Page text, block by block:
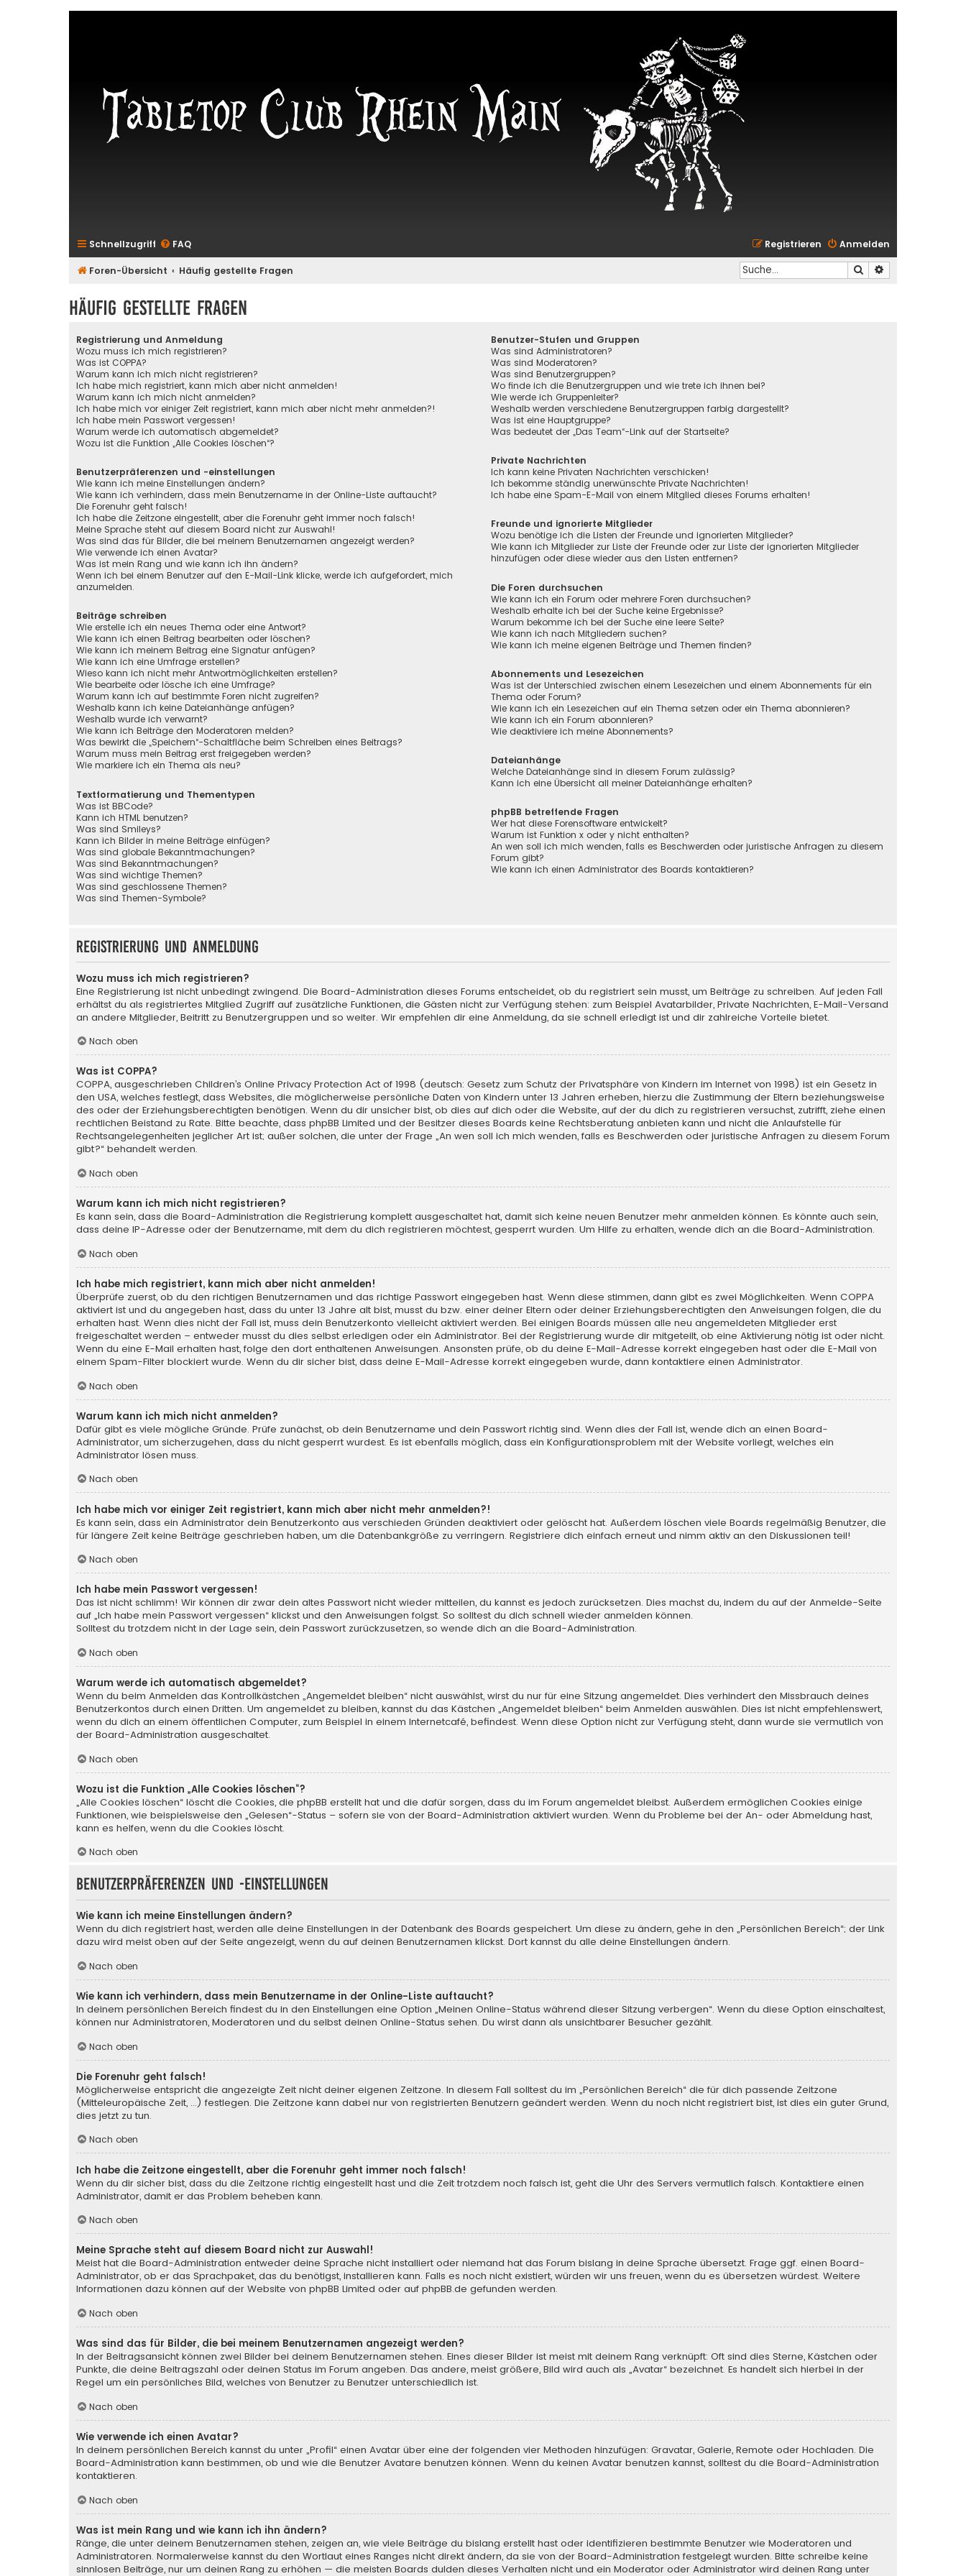
Schnellzugriff FAQ Anmelden
Registrieren
Foren-Übersicht Häufig gestellte Fragen Suche
Häufig gestellte Fragen
Registrierung und Anmeldung
Wozu muss ich mich registrieren?
Was ist COPPA?
Warum kann ich mich nicht registrieren?
Ich habe mich registriert, kann mich aber nicht anmelden!
Warum kann ich mich nicht anmelden?
Ich habe mich vor einiger Zeit registriert, kann mich aber nicht mehr anmelden?!
Ich habe mein Passwort vergessen!
Warum werde ich automatisch abgemeldet?
Wozu ist die Funktion „Alle Cookies löschen“?
Benutzerpräferenzen und -einstellungen
Wie kann ich meine Einstellungen ändern?
Wie kann ich verhindern, dass mein Benutzername in der Online-Liste auftaucht?
Die Forenuhr geht falsch!
Ich habe die Zeitzone eingestellt, aber die Forenuhr geht immer noch falsch!
Meine Sprache steht auf diesem Board nicht zur Auswahl!
Was sind das für Bilder, die bei meinem Benutzernamen angezeigt werden?
Wie verwende ich einen Avatar?
Was ist mein Rang und wie kann ich ihn ändern?
Wenn ich bei einem Benutzer auf den E-Mail-Link klicke, werde ich aufgefordert, mich
anzumelden.
Beiträge schreiben
Wie erstelle ich ein neues Thema oder eine Antwort?
Wie kann ich einen Beitrag bearbeiten oder löschen?
Wie kann ich meinem Beitrag eine Signatur anfügen?
Wie kann ich eine Umfrage erstellen?
Wieso kann ich nicht mehr Antwortmöglichkeiten erstellen?
Wie bearbeite oder lösche ich eine Umfrage?
Warum kann ich auf bestimmte Foren nicht zugreifen?
Weshalb kann ich keine Dateianhänge anfügen?
Weshalb wurde ich verwarnt?
Wie kann ich Beiträge den Moderatoren melden?
Was bewirkt die „Speichern“-Schaltfläche beim Schreiben eines Beitrags?
Warum muss mein Beitrag erst freigegeben werden?
Wie markiere ich ein Thema als neu?
Textformatierung und Thementypen
Was ist BBCode?
Kann ich HTML benutzen?
Was sind Smileys?
Kann ich Bilder in meine Beiträge einfügen?
Was sind globale Bekanntmachungen?
Was sind Bekanntmachungen?
Was sind wichtige Themen?
Was sind geschlossene Themen?
Was sind Themen-Symbole?
Benutzer-Stufen und Gruppen
Was sind Administratoren?
Was sind Moderatoren?
Was sind Benutzergruppen?
Wo finde ich die Benutzergruppen und wie trete ich ihnen bei?
Wie werde ich Gruppenleiter?
Weshalb werden verschiedene Benutzergruppen farbig dargestellt?
Was ist eine Hauptgruppe?
Was bedeutet der „Das Team“-Link auf der Startseite?
Private Nachrichten
Ich kann keine Privaten Nachrichten verschicken!
Ich bekomme ständig unerwünschte Private Nachrichten!
Ich habe eine Spam-E-Mail von einem Mitglied dieses Forums erhalten!
Freunde und ignorierte Mitglieder
Wozu benötige ich die Listen der Freunde und ignorierten Mitglieder?
Wie kann ich Mitglieder zur Liste der Freunde oder zur Liste der ignorierten Mitglieder
hinzufügen oder diese wieder aus den Listen entfernen?
Die Foren durchsuchen
Wie kann ich ein Forum oder mehrere Foren durchsuchen?
Weshalb erhalte ich bei der Suche keine Ergebnisse?
Warum bekomme ich bei der Suche eine leere Seite?
Wie kann ich nach Mitgliedern suchen?
Wie kann ich meine eigenen Beiträge und Themen finden?
Abonnements und Lesezeichen
Was ist der Unterschied zwischen einem Lesezeichen und einem Abonnements für ein
Thema oder Forum?
Wie kann ich ein Lesezeichen auf ein Thema setzen oder ein Thema abonnieren?
Wie kann ich ein Forum abonnieren?
Wie deaktiviere ich meine Abonnements?
Dateianhänge
Welche Dateianhänge sind in diesem Forum zulässig?
Kann ich eine Übersicht all meiner Dateianhänge erhalten?
phpBB betreffende Fragen
Wer hat diese Forensoftware entwickelt?
Warum ist Funktion x oder y nicht enthalten?
An wen soll ich mich wenden, falls es Beschwerden oder juristische Anfragen zu diesem
Forum gibt?
Wie kann ich einen Administrator des Boards kontaktieren?
Registrierung und Anmeldung
Wozu muss ich mich registrieren?
Eine Registrierung ist nicht unbedingt zwingend. Die Board-Administration dieses Forums entscheidet, ob du registriert sein musst, um Beiträge zu schreiben. Auf jeden Fall
erhältst du als registriertes Mitglied Zugriff auf zusätzliche Funktionen, die Gästen nicht zur Verfügung stehen: zum Beispiel Avatarbilder, Private Nachrichten, E-Mail-Versand
an andere Mitglieder, Beitritt zu Benutzergruppen und so weiter. Wir empfehlen dir eine Anmeldung, da sie schnell erledigt ist und dir zahlreiche Vorteile bietet.
Nach oben
Was ist COPPA?
COPPA, ausgeschrieben Children’s Online Privacy Protection Act of 1998 (deutsch: Gesetz zum Schutz der Privatsphäre von Kindern im Internet von 1998) ist ein Gesetz in
den USA, welches festlegt, dass Websites, die möglicherweise persönliche Daten von Kindern unter 13 Jahren erheben, hierzu die Zustimmung der Eltern beziehungsweise
des oder der Erziehungsberechtigten benötigen. Wenn du dir unsicher bist, ob dies auf dich oder die Website, auf der du dich zu registrieren versuchst, zutrifft, ziehe einen
rechtlichen Beistand zu Rate. Bitte beachte, dass phpBB Limited und der Besitzer dieses Boards keine Rechtsberatung anbieten kann und nicht die Anlaufstelle für
Rechtsangelegenheiten jeglicher Art ist; außer solchen, die unter der Frage „An wen soll ich mich wenden, falls es Beschwerden oder juristische Anfragen zu diesem Forum
gibt?“ behandelt werden.
Nach oben
Warum kann ich mich nicht registrieren?
Es kann sein, dass die Board-Administration die Registrierung komplett ausgeschaltet hat, damit sich keine neuen Benutzer mehr anmelden können. Es könnte auch sein,
dass deine IP-Adresse oder der Benutzername, mit dem du dich registrieren möchtest, gesperrt wurden. Um Hilfe zu erhalten, wende dich an die Board-Administration.
Nach oben
Ich habe mich registriert, kann mich aber nicht anmelden!
Überprüfe zuerst, ob du den richtigen Benutzernamen und das richtige Passwort eingegeben hast. Wenn diese stimmen, dann gibt es zwei Möglichkeiten. Wenn COPPA
aktiviert ist und du angegeben hast, dass du unter 13 Jahre alt bist, musst du bzw. einer deiner Eltern oder deiner Erziehungsberechtigten den Anweisungen folgen, die du
erhalten hast. Wenn dies nicht der Fall ist, muss dein Benutzerkonto vielleicht aktiviert werden. Bei einigen Boards müssen alle neu angemeldeten Mitglieder erst
freigeschaltet werden – entweder musst du dies selbst erledigen oder ein Administrator. Bei der Registrierung wurde dir mitgeteilt, ob eine Aktivierung nötig ist oder nicht.
Wenn du eine E-Mail erhalten hast, folge den dort enthaltenen Anweisungen. Ansonsten prüfe, ob du deine E-Mail-Adresse korrekt eingegeben hast oder die E-Mail von
einem Spam-Filter blockiert wurde. Wenn du dir sicher bist, dass deine E-Mail-Adresse korrekt eingegeben wurde, dann kontaktiere einen Administrator.
Nach oben
Warum kann ich mich nicht anmelden?
Dafür gibt es viele mögliche Gründe. Prüfe zunächst, ob dein Benutzername und dein Passwort richtig sind. Wenn dies der Fall ist, wende dich an einen Board-
Administrator, um sicherzugehen, dass du nicht gesperrt wurdest. Es ist ebenfalls möglich, dass ein Konfigurationsproblem mit der Website vorliegt, welches ein
Administrator lösen muss.
Nach oben
Ich habe mich vor einiger Zeit registriert, kann mich aber nicht mehr anmelden?!
Es kann sein, dass ein Administrator dein Benutzerkonto aus verschieden Gründen deaktiviert oder gelöscht hat. Außerdem löschen viele Boards regelmäßig Benutzer, die
für längere Zeit keine Beiträge geschrieben haben, um die Datenbankgröße zu verringern. Registriere dich einfach erneut und nimm aktiv an den Diskussionen teil!
Nach oben
Ich habe mein Passwort vergessen!
Das ist nicht schlimm! Wir können dir zwar dein altes Passwort nicht wieder mitteilen, du kannst es jedoch zurücksetzen. Dies machst du, indem du auf der Anmelde-Seite
auf „Ich habe mein Passwort vergessen“ klickst und den Anweisungen folgst. So solltest du dich schnell wieder anmelden können.
Solltest du trotzdem nicht in der Lage sein, dein Passwort zurückzusetzen, so wende dich an die Board-Administration.
Nach oben
Warum werde ich automatisch abgemeldet?
Wenn du beim Anmelden das Kontrollkästchen „Angemeldet bleiben“ nicht auswählst, wirst du nur für eine Sitzung angemeldet. Dies verhindert den Missbrauch deines
Benutzerkontos durch einen Dritten. Um angemeldet zu bleiben, kannst du das Kästchen „Angemeldet bleiben“ beim Anmelden auswählen. Dies ist nicht empfehlenswert,
wenn du dich an einem öffentlichen Computer, zum Beispiel in einem Internetcafé, befindest. Wenn diese Option nicht zur Verfügung steht, dann wurde sie vermutlich von
der Board-Administration ausgeschaltet.
Nach oben
Wozu ist die Funktion „Alle Cookies löschen“?
„Alle Cookies löschen“ löscht die Cookies, die phpBB erstellt hat und die dafür sorgen, dass du im Forum angemeldet bleibst. Außerdem ermöglichen Cookies einige
Funktionen, wie beispielsweise den „Gelesen“-Status – sofern sie von der Board-Administration aktiviert wurden. Wenn du Probleme bei der An- oder Abmeldung hast,
kann es helfen, wenn du die Cookies löscht.
Nach oben
Benutzerpräferenzen und -einstellungen
Wie kann ich meine Einstellungen ändern?
Wenn du dich registriert hast, werden alle deine Einstellungen in der Datenbank des Boards gespeichert. Um diese zu ändern, gehe in den „Persönlichen Bereich“; der Link
dazu wird meist oben auf der Seite angezeigt, wenn du auf deinen Benutzernamen klickst. Dort kannst du alle deine Einstellungen ändern.
Nach oben
Wie kann ich verhindern, dass mein Benutzername in der Online-Liste auftaucht?
In deinem persönlichen Bereich findest du in den Einstellungen eine Option „Meinen Online-Status während dieser Sitzung verbergen“. Wenn du diese Option einschaltest,
können nur Administratoren, Moderatoren und du selbst deinen Online-Status sehen. Du wirst dann als unsichtbarer Besucher gezählt.
Nach oben
Die Forenuhr geht falsch!
Möglicherweise entspricht die angezeigte Zeit nicht deiner eigenen Zeitzone. In diesem Fall solltest du im „Persönlichen Bereich“ die für dich passende Zeitzone
(Mitteleuropäische Zeit, ...) festlegen. Die Zeitzone kann dabei nur von registrierten Benutzern geändert werden. Wenn du noch nicht registriert bist, ist dies ein guter Grund,
dies jetzt zu tun.
Nach oben
Ich habe die Zeitzone eingestellt, aber die Forenuhr geht immer noch falsch!
Wenn du dir sicher bist, dass du die Zeitzone richtig eingestellt hast und die Zeit trotzdem noch falsch ist, geht die Uhr des Servers vermutlich falsch. Kontaktiere einen
Administrator, damit er das Problem beheben kann.
Nach oben
Meine Sprache steht auf diesem Board nicht zur Auswahl!
Meist hat die Board-Administration entweder deine Sprache nicht installiert oder niemand hat das Forum bislang in deine Sprache übersetzt. Frage ggf. einen Board-
Administrator, ob er das Sprachpaket, das du benötigst, installieren kann. Falls es noch nicht existiert, würden wir uns freuen, wenn du es übersetzen würdest. Weitere
Informationen dazu können auf der Website von phpBB Limited oder auf phpBB.de gefunden werden.
Nach oben
Was sind das für Bilder, die bei meinem Benutzernamen angezeigt werden?
In der Beitragsansicht können zwei Bilder bei deinem Benutzernamen stehen. Eines dieser Bilder ist meist mit deinem Rang verknüpft: Oft sind dies Sterne, Kästchen oder
Punkte, die deine Beitragszahl oder deinen Status im Forum angeben. Das andere, meist größere, Bild wird auch als „Avatar“ bezeichnet. Es handelt sich hierbei in der
Regel um ein persönliches Bild, welches von Benutzer zu Benutzer unterschiedlich ist.
Nach oben
Wie verwende ich einen Avatar?
In deinem persönlichen Bereich kannst du unter „Profil“ einen Avatar über eine der folgenden vier Methoden hinzufügen: Gravatar, Galerie, Remote oder Hochladen. Die
Board-Administration kann bestimmen, ob und wie die Benutzer Avatare benutzen können. Wenn du keinen Avatar benutzen kannst, solltest du die Board-Administration
kontaktieren.
Nach oben
Was ist mein Rang und wie kann ich ihn ändern?
Ränge, die unter deinem Benutzernamen stehen, zeigen an, wie viele Beiträge du bislang erstellt hast oder identifizieren bestimmte Benutzer wie Moderatoren und
Administratoren. Normalerweise kannst du den Wortlaut eines Ranges nicht direkt ändern, da sie von der Board-Administration festgelegt wurden. Bitte schreibe keine
sinnlosen Beiträge, nur um deinen Rang zu erhöhen — die meisten Boards dulden dieses Verhalten nicht und ein Moderator oder Administrator wird deinen Rang unter